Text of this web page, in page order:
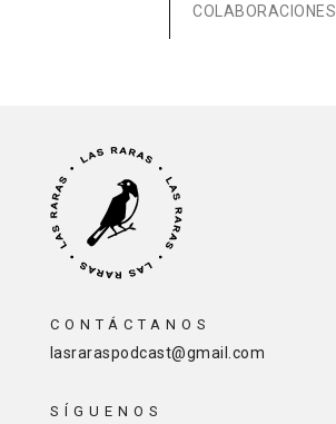
COLABORACIONES
CONTÁCTANOS
lasraraspodcast@gmail.com
SÍGUENOS